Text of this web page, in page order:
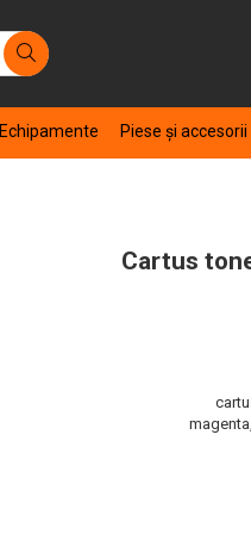
Echipamente Piese şi accesorii
Cartus